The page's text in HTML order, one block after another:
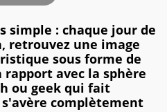
simple : chaque jour de
retrouvez une image
sous forme de
avec la sphère
ou geek qui fait
complètement